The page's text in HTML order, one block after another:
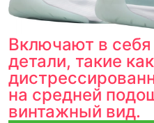
Включают в
детали, такие как
на средней
винтажный вид.